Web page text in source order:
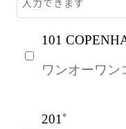
収納家具
インテリア雑貨
キッズ家具
101
ワンオーワン
201˚